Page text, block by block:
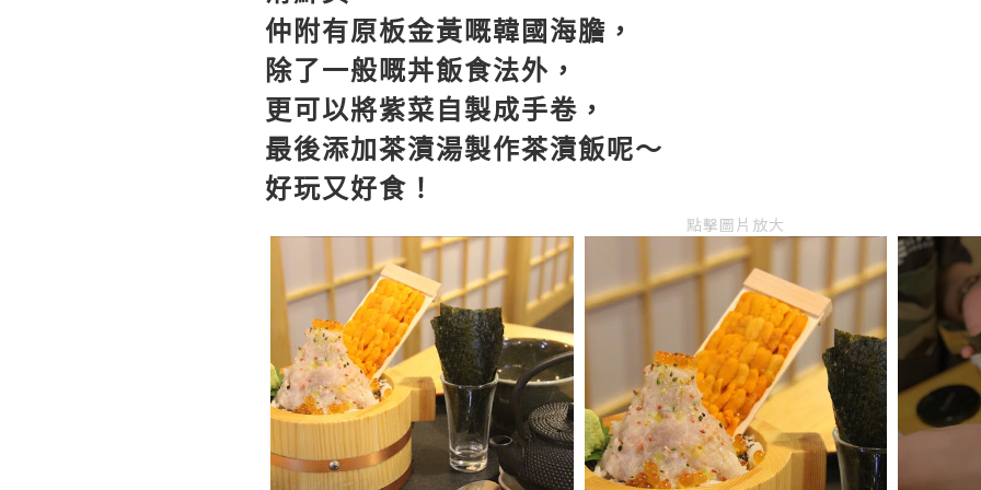
仲附有原板金黃嘅韓國海膽，
除了一般嘅丼飯食法外，
更可以將紫菜自製成手卷，
最後添加茶漬湯製作茶漬飯呢～
好玩又好食！
點擊圖片放大